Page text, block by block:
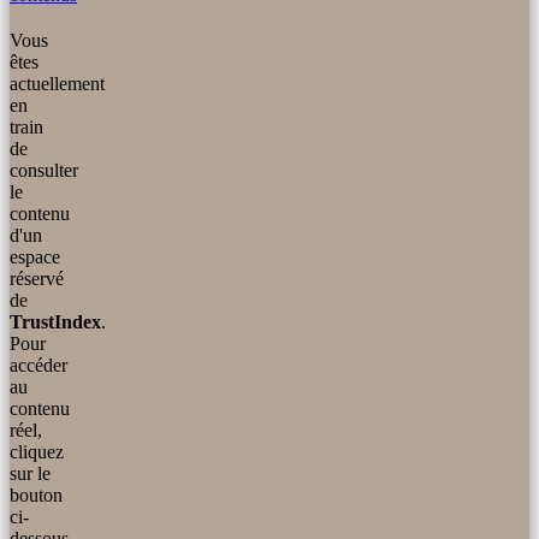
Vous
êtes
actuellement
en
train
de
consulter
le
contenu
d'un
espace
réservé
de
TrustIndex.
Pour
accéder
au
contenu
réel,
cliquez
sur le
bouton
ci-